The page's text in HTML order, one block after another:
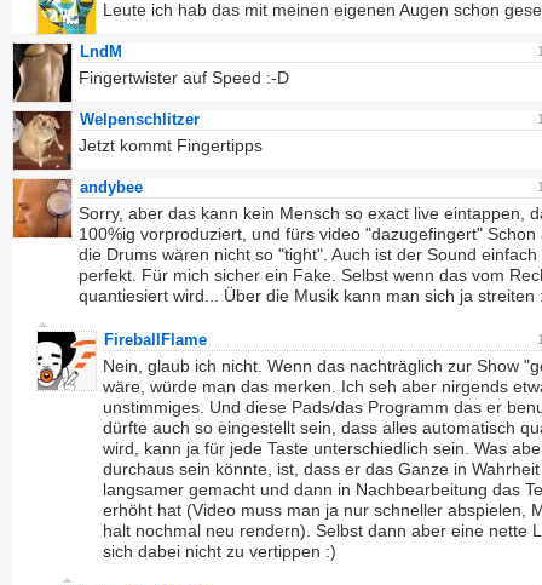
Leute ich hab das mit meinen eigenen Augen schon
LndM
Fingertwister auf Speed :-D
Welpenschlitzer
Jetzt kommt Fingertipps
andybee
Sorry, aber das kann kein Mensch so exact live eintappen,
100%ig vorproduziert, und fürs video "dazugefingert" Schon
die Drums wären nicht so "tight". Auch ist der Sound einfach
perfekt. Für mich sicher ein Fake. Selbst wenn das vom
quantiesiert wird... Über die Musik kann man sich ja streiten
FireballFlame
Nein, glaub ich nicht. Wenn das nachträglich zur Show
wäre, würde man das merken. Ich seh aber nirgends
unstimmiges. Und diese Pads/das Programm das er
dürfte auch so eingestellt sein, dass alles automatisch
wird, kann ja für jede Taste unterschiedlich sein. Was
durchaus sein könnte, ist, dass er das Ganze in Wahrheit
langsamer gemacht und dann in Nachbearbeitung das
erhöht hat (Video muss man ja nur schneller abspielen,
halt nochmal neu rendern). Selbst dann aber eine nette
sich dabei nicht zu vertippen :)